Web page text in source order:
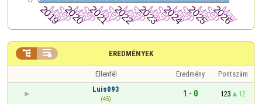
EREDMÉNYEK
 
Ellenfél Eredmény
Pontszám
Luis093
(45)
1 - 0 123
12